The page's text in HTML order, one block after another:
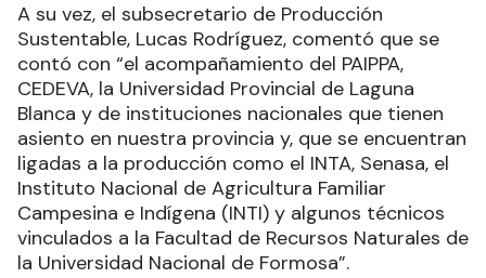
A su vez, el subsecretario de Producción
Sustentable, Lucas Rodríguez, comentó que se
contó con “el acompañamiento del PAIPPA,
CEDEVA, la Universidad Provincial de Laguna
Blanca y de instituciones nacionales que tienen
asiento en nuestra provincia y, que se encuentran
ligadas a la producción como el INTA, Senasa, el
Instituto Nacional de Agricultura Familiar
Campesina e Indígena (INTI) y algunos técnicos
vinculados a la Facultad de Recursos Naturales de
la Universidad Nacional de Formosa”.